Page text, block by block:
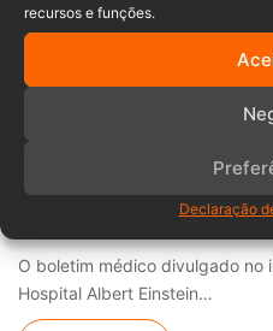
recursos e funções.
Declaração
Leia mais »
13/12/
Estado de saúde
ex-jogador não
O boletim médico divulgado no
Hospital Albert Einstein…